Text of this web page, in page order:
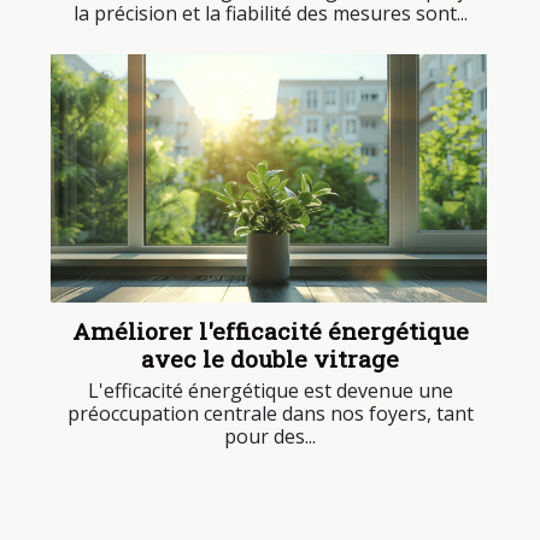
la précision et la fiabilité des mesures sont...
Améliorer l'efficacité énergétique
avec le double vitrage
L'efficacité énergétique est devenue une
préoccupation centrale dans nos foyers, tant
pour des...